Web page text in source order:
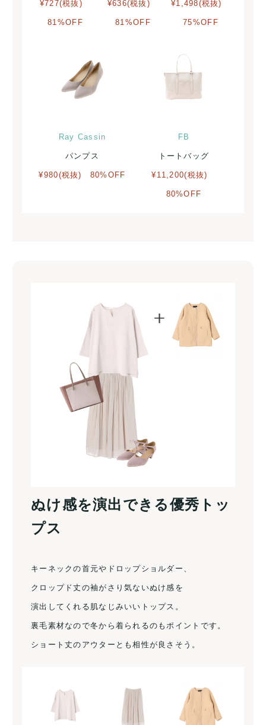
¥727(税抜)
81%OFF
¥636(税抜)
81%OFF
¥1,498(税抜)
75%OFF
Ray Cassin
パンプス
¥980(税抜) 80%OFF
FB
トートバッグ
¥11,200(税抜)
80%OFF
ぬけ感を演出できる優秀トッ
プス
キーネックの首元やドロップショルダー、
クロップド丈の袖がさり気ないぬけ感を
演出してくれる肌なじみいいトップス。
裏毛素材なので冬から着られるのもポイントです。
ショート丈のアウターとも相性が良さそう。